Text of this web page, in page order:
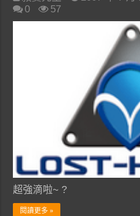
0
57
超強滴啦~ ?
閱讀更多 »